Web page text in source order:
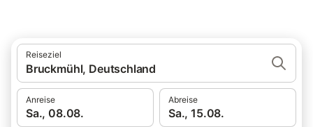
Reiseziel
Bruckmühl, Deutschland
Anreise
Sa., 08.08.
Abreise
Sa., 15.08.